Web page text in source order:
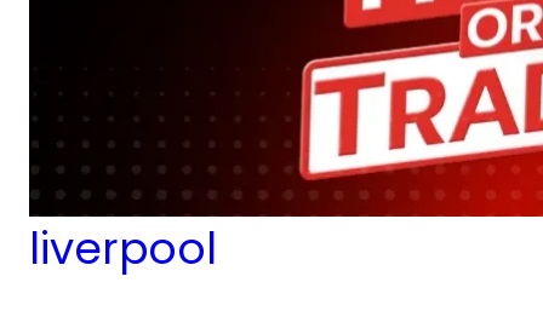
marchés évoluent
rapidement, les
opportunités
apparaissent et
liverpool